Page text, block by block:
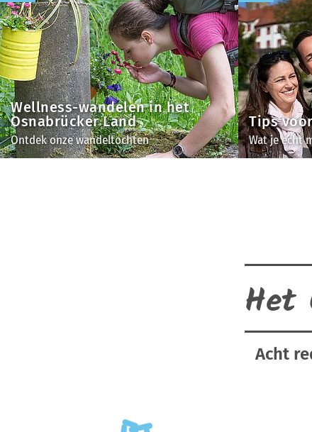
Wellness-wandelen in het
Osnabrücker Land
Ontdek onze wandeltochten
Tips
Wat je echt
Het
Acht